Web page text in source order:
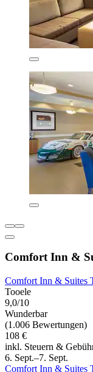
Comfort Inn &
Comfort Inn & Suites
Tooele
9,0/10
Wunderbar
(1.006 Bewertungen)
108 €
inkl. Steuern &
6. Sept.–7. Sept.
Comfort Inn & Suites